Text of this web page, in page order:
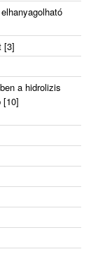
[3]
a hidrolizis
[10]